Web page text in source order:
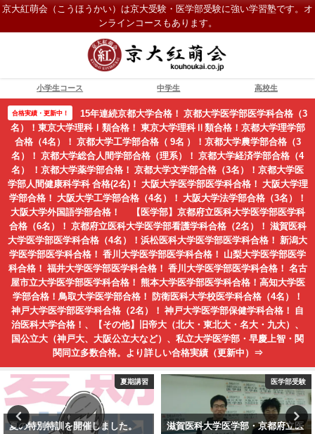
京大紅萌会（こうほうかい）は京大受験・医学部受験に強い学習塾です。オ
ンラインコースもあります。
小学生コース 中学生 高校生
合格実績・更新中！
15年連続京都大学合格！ 京都大学医学部医学科合格（3
名）！東京大学理科Ⅰ類合格！ 東京大学理科Ⅱ類合格！京都大学理学部
合格（4名）！ 京都大学工学部合格（ 9名 ）！京都大学農学部合格（3
名）！ 京都大学総合人間学部合格（理系）！ 京都大学経済学部合格（4
名） ！京都大学薬学部合格！ 京都大学文学部合格（3名）！京都大学医
学部人間健康科学科 合格(2名)！ 大阪大学医学部医学科合格！ 大阪大学理
学部合格！ 大阪大学工学部合格（4名）！ 大阪大学法学部合格（3名）！
大阪大学外国語学部合格！ 【医学部】京都府立医科大学医学部医学科
合格（6名）！ 京都府立医科大学医学部看護学科合格（2名）！ 滋賀医科
大学医学部医学科合格（4名）！浜松医科大学医学部医学科合格！ 新潟大
学医学部医学科合格！ 香川大学医学部医学科合格！ 山梨大学医学部医学
科合格！ 福井大学医学部医学科合格！ 香川大学医学部医学科合格！ 名古
屋市立大学医学部医学科合格！ 熊本大学医学部医学科合格！高知大学医
学部合格！鳥取大学医学部合格！ 防衛医科大学校医学科合格（4名）！
神戸大学医学部医学科合格（2名）！ 神戸大学医学部保健学科合格！ 自
治医科大学合格！、【その他】旧帝大（北大・東北大・名大・九大）、
国公立大（神戸大、大阪公立大など）、私立大学医学部・早慶上智・関
関同立多数合格。より詳しい合格実績（更新中）⇒
医学部受験
滋賀医科大学医学部・京都府立医
京大紅萌会・高校生向けコース
新潟大学医学部医学科合格おめで